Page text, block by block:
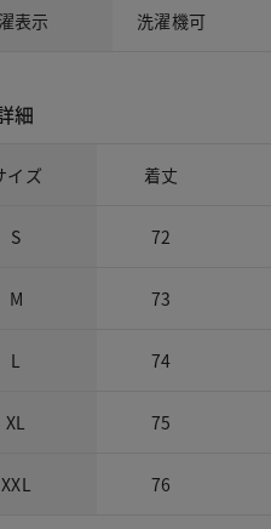
表示 洗濯機可
細
イズ 着丈
S 72
M 73
L 74
XL 75
XXL 76